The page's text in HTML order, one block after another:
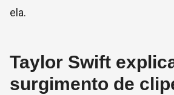
ela.
Taylor Swift
surgimento de